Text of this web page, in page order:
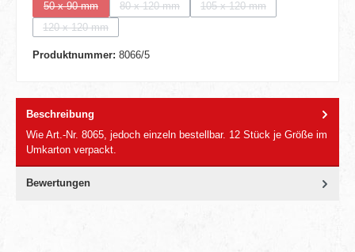
50 x 90 mm
80 x 120 mm 105 x 120 mm
120 x 120 mm
(Diese Option ist zurzeit nicht verfügbar.)
Produktnummer: 8066/5
Beschreibung
Wie Art.-Nr. 8065, jedoch einzeln bestellbar. 12 Stück je Größe im
Umkarton verpackt.
Bewertungen